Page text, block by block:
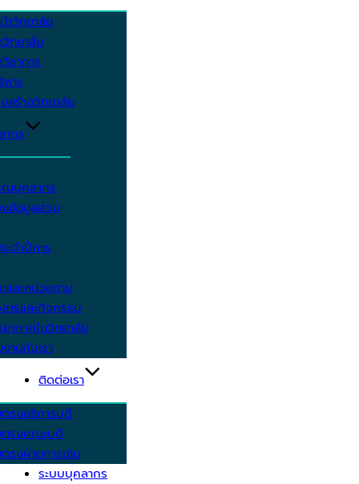
ำวิทยาลัย
ทยาลัย
ชาการ
าร
สร้างวิทยาลัย
กร
ณบุคลากร
ข้อมูลส่วน
จำปีการ
ละหน่วยงาน
ารและกิจกรรม
ากาศในวิทยาลัย
านกับเรา
ติดต่อเรา
รงอธิการบดี
ตรงคณะบดี
รงฝ่ายการเงิน
ระบบบุคลากร